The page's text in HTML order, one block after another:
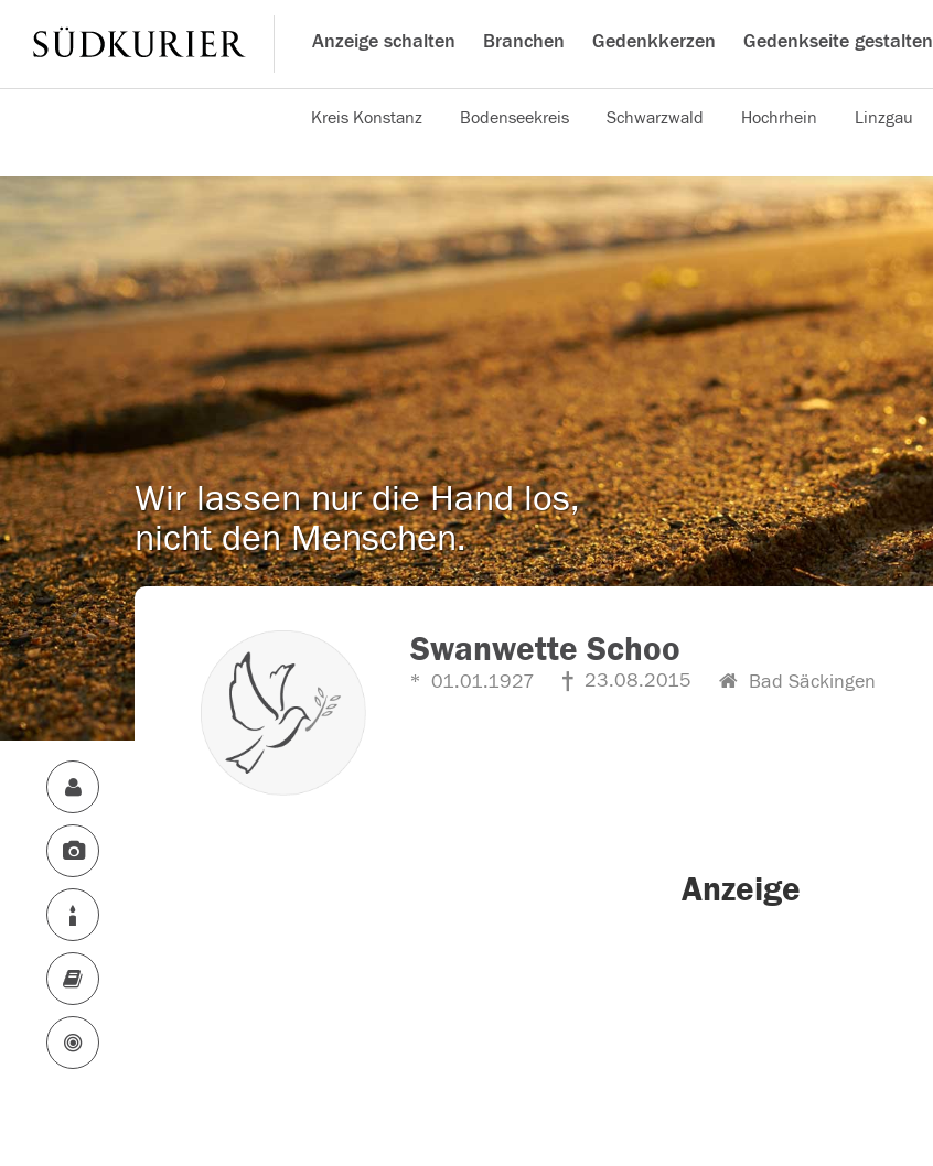
Anzeige schalten Branchen Gedenkkerzen Gedenkseite gestalten
Kreis Konstanz Bodenseekreis Schwarzwald Hochrhein Linzgau
Wir lassen nur die Hand los,
nicht den Menschen.
Swanwette Schoo
01.01.1927 23.08.2015 Bad Säckingen
Anzeige